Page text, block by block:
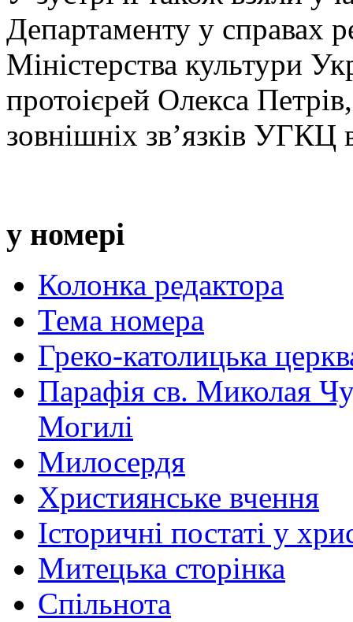
Департаменту у справах
Міністерства культури
протоієрей Олекса
зовнішніх зв’язків УГКЦ
у номері
Колонка редактора
Тема номера
Греко-католицька
Парафія св. Миколая
Могилі
Милосердя
Християнське вчення
Історичні постаті у
Митецька сторінка
Спільнота